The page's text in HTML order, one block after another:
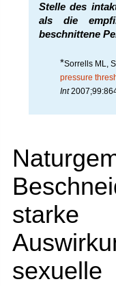
Stelle des
als die
beschnittene
*Sorrells ML,
pressure
Int